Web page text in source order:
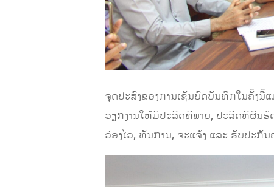
ຈຸດປະສົງຂອງການເຊັນບົດບັນທຶກໃນຄັ້ງນີ້
ວຽກງານໃຫ້ມີປະສິດທິພາບ, ປະສິດທິຜົນຮັ
ວ່ອງໄວ, ທັນການ, ຈະແຈ້ງ ແລະ ຮັບປະ